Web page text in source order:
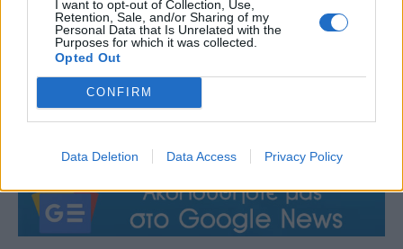
I want to opt-out of Collection, Use,
Retention, Sale, and/or Sharing of my
Personal Data that Is Unrelated with the
Purposes for which it was collected.
Opted Out
CONFIRM
Data Deletion Data Access Privacy Policy